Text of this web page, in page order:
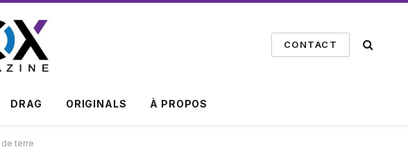
CONTACT
DRAG ORIGINALS À PROPOS
terre